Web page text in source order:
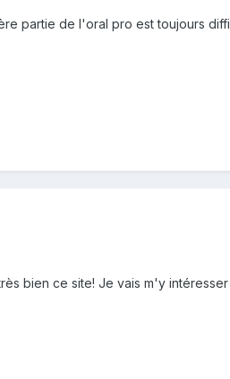
partie de l'oral pro est toujours
bien ce site! Je vais m'y